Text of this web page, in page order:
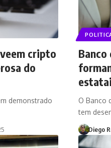
cripto
do
demonstrado
Banco
O Banco
tem
Diego